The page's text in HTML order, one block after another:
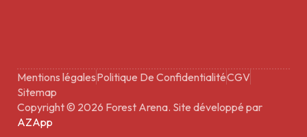
Copyright © 2026 Forest Arena. Site développé par
AZApp
Mentions légalesPolitique De ConfidentialitéCGV
Sitemap